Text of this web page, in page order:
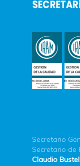
Secretario
Secretario de
Claudio